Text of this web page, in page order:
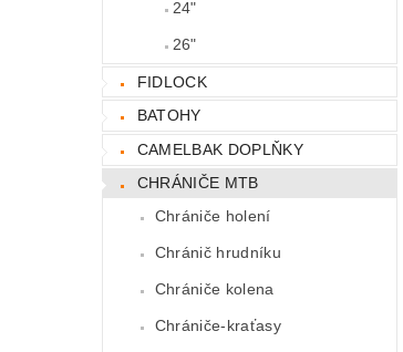
24"
26"
FIDLOCK
BATOHY
CAMELBAK DOPLŇKY
CHRÁNIČE MTB
Chrániče holení
Chránič hrudníku
Chrániče kolena
Chrániče-kraťasy